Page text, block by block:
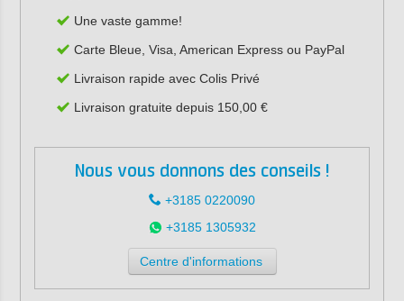
Une vaste gamme!
Carte Bleue, Visa, American Express ou PayPal
Livraison rapide avec Colis Privé
Livraison gratuite depuis 150,00 €
Nous vous donnons des conseils !
+3185 0220090
+3185 1305932
Centre d'informations